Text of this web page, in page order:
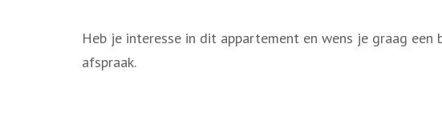
Heb je interesse in dit appartement en wens je graag
afspraak.